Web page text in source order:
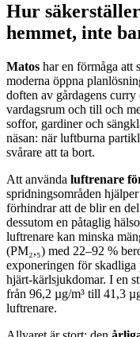
Hur
hemmet, inte
Matos har en förmåga att
moderna öppna
doften av gårdagens
vardagsrum och till och
soffor, gardiner och
näsan: när luftburna
svårare att ta bort.
Att använda luftrenare
spridningsområden
förhindrar att de blir en
dessutom en påtaglig
luftrenare kan minska
(PM₂,₅) med 22–92 %
exponeringen för
hjärt-kärlsjukdomar. I en
från 96,2 µg/m³ till 41,3
luftrenare.